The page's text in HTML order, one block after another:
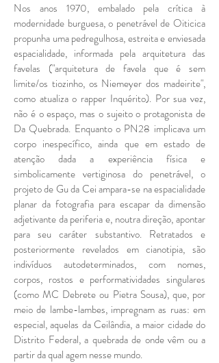
Nos anos 1970, embalado pela crítica à
modernidade burguesa, o penetrável de Oiticica
propunha uma pedregulhosa, estreita e enviesada
espacialidade, informada pela arquitetura das
favelas ("arquitetura de favela que é sem
limite/os tiozinho, os Niemeyer dos madeirite",
como atualiza o rapper Inquérito). Por sua vez,
não é o espaço, mas o sujeito o protagonista de
Da Quebrada. Enquanto o PN28 implicava um
corpo inespecífico, ainda que em estado de
atenção dada a experiência física e
simbolicamente vertiginosa do penetrável, o
projeto de Gu da Cei ampara-se na espacialidade
planar da fotografia para escapar da dimensão
adjetivante da periferia e, noutra direção, apontar
para seu caráter substantivo. Retratados e
posteriormente revelados em cianotipia, são
indivíduos autodeterminados, com nomes,
corpos, rostos e performatividades singulares
(como MC Debrete ou Pietra Sousa), que, por
meio de lambe-lambes, impregnam as ruas: em
especial, aquelas da Ceilândia, a maior cidade do
Distrito Federal, a quebrada de onde vêm ou a
partir da qual agem nesse mundo.